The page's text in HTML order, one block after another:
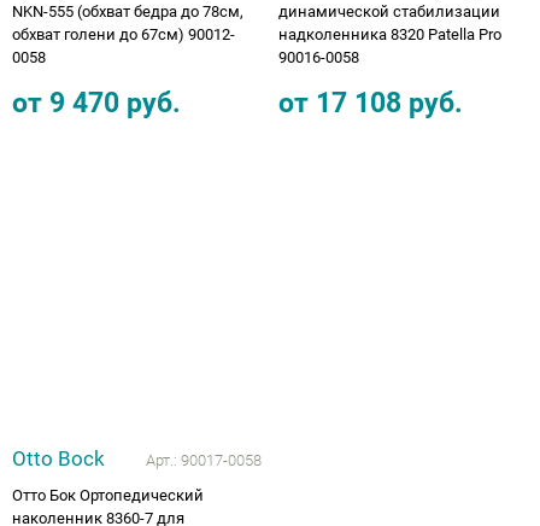
NKN-555 (обхват бедра до 78см,
обхват голени до 67см) 90012-
0058
от 9 470 руб.
динамической стабилизации
надколенника 8320 Patella Pro
90016-0058
от 17 108 руб.
Otto Bock Арт.: 90017-0058
Отто Бок Ортопедический
наколенник 8360-7 для